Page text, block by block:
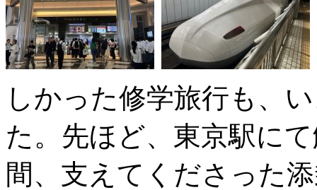
しかった修学旅行も、
た。先ほど、東京駅に
間、支えてくださった